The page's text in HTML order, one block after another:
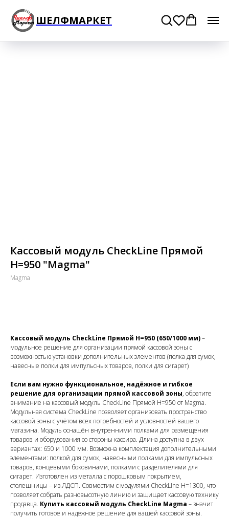
ШЕЛФМАРКЕТ
Кассовый модуль CheckLine Прямой
H=950 "Magma"
Magma
Кассовый модуль CheckLine Прямой H=950 (650/1000 мм)–
модульное решение для организации прямой кассовой зоны с
возможностью установки дополнительных элементов (полка для сумок,
навесные полки для импульсных товаров, полки для сигарет)
Если вам нужно функциональное, надёжное и гибкое
решение для организации прямой кассовой зоны, обратите
внимание на кассовый модуль CheckLine Прямой H=950 от Magma.
Модульная система CheckLine позволяет организовать пространство
кассовой зоны с учётом всех потребностей и условностей вашего
магазина. Модуль оснащён внутренними полками для размещения
товаров и оборудования со стороны кассира. Длина доступна в двух
вариантах: 650 и 1000 мм. Возможна комплектация дополнительными
элементами: полкой для сумок, навесными полками для импульсных
товаров, концевыми боковинами, полками с разделителями для
сигарет. Изготовлен из металла с порошковым покрытием,
столешницы – из ЛДСП. Совместим с модулями CheckLine H=1300, что
позволяет собрать разновысотную линию и защищает кассовую технику
продавца. Купить кассовый модуль CheckLine Magma – значит
получить готовое и надёжное решение для вашей кассовой зоны.